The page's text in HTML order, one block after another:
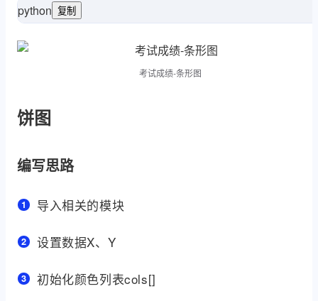
python 复制
考试成绩-条形图
饼图
编写思路
导入相关的模块
设置数据X、Y
初始化颜色列表cols[]